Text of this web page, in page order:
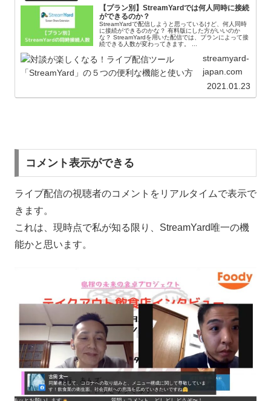
【プラン別】StreamYardでは何人同時に接続
ができるのか？
StreamYardで配信しようと思っているけど、何人同時
に接続ができるのかな？ 有料版にした方がいいのか
な？ StreamYardを用いた配信では、プランによって接
続できる人数が変わってきます。 ...
streamyard-
japan.com
2021.01.23
コメント表示ができる
ライブ配信の視聴者のコメントをリアルタイムで表示で
きます。
これは、現時点で私が知る限り、StreamYard唯一の機
能かと思います。